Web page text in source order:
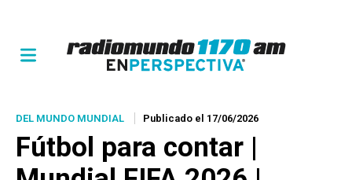
DEL MUNDO MUNDIAL Publicado el 17/06/2026
Fútbol para contar |